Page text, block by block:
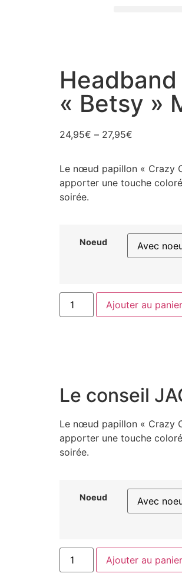
« Betsy »
24,95€ – 27,95€
Le nœud papillon « Crazy
apporter une touche
soirée.
Noeud
Ajouter au panier
Le conseil
Le nœud papillon « Crazy
apporter une touche
soirée.
Noeud
Ajouter au panier